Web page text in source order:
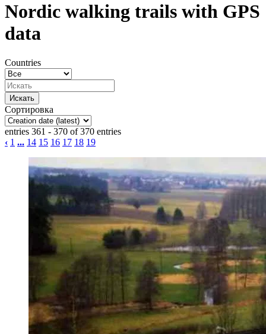
Nordic walking trails with GPS
data
Countries
Сортировка
entries 361 - 370 of 370 entries
‹ 1 ... 14 15 16 17 18 19